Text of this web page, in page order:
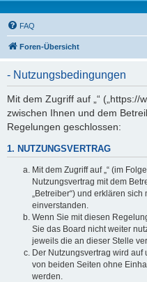
FAQ
Foren-Übersicht
- Nutzungsbedingungen
Mit dem Zugriff auf „“ („https://
zwischen Ihnen und dem
Regelungen geschlossen:
1. NUTZUNGSVERTRAG
Mit dem Zugriff auf „“ (im
Nutzungsvertrag mit dem
„Betreiber“) und erklären
einverstanden.
Wenn Sie mit diesen
Sie das Board nicht weiter
jeweils die an dieser Stelle
Der Nutzungsvertrag wird
von beiden Seiten ohne
werden.